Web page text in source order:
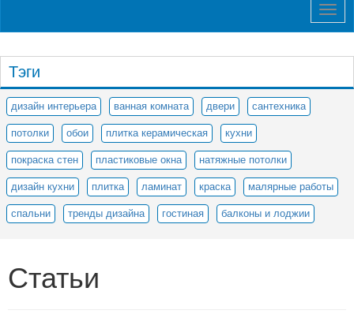
Тэги
дизайн интерьера ванная комната двери сантехника
потолки обои плитка керамическая кухни
покраска стен пластиковые окна натяжные потолки
дизайн кухни плитка ламинат краска малярные работы
спальни тренды дизайна гостиная балконы и лоджии
Статьи